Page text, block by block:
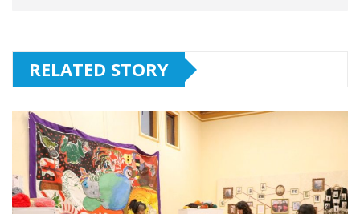
RELATED STORY